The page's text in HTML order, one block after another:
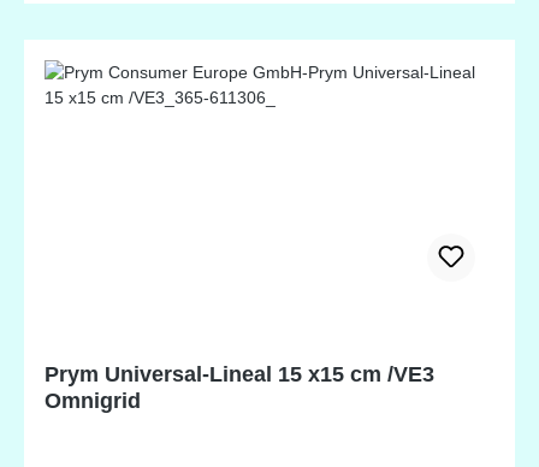
Prym Universal-Lineal 15 x15 cm /VE3
Omnigrid